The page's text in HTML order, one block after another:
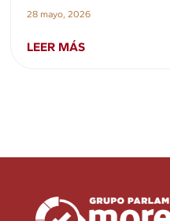
28 mayo, 2026
LEER MÁS